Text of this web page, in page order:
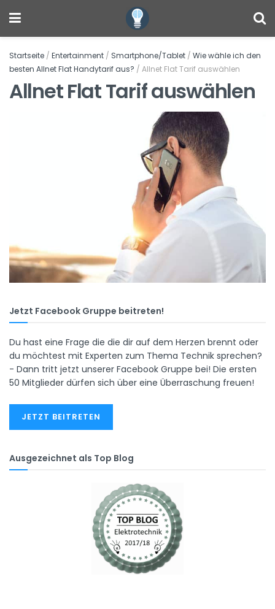
Startseite / Entertainment / Smartphone/Tablet / Wie wähle ich den
besten Allnet Flat Handytarif aus? / Allnet Flat Tarif auswählen
Allnet Flat Tarif auswählen
Jetzt Facebook Gruppe beitreten!
Du hast eine Frage die die dir auf dem Herzen brennt oder
du möchtest mit Experten zum Thema Technik sprechen?
- Dann tritt jetzt unserer Facebook Gruppe bei! Die ersten
50 Mitglieder dürfen sich über eine Überraschung freuen!
JETZT BEITRETEN
Ausgezeichnet als Top Blog